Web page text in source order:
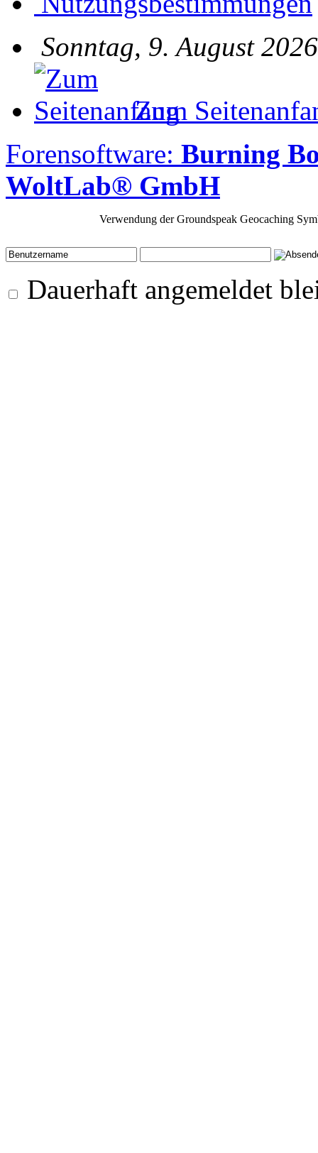
Sonntag, 9. August
Zum
Forensoftware: Burning
WoltLab® GmbH
Verwendung der Groundspeak Geocaching
Dauerhaft angemeldet